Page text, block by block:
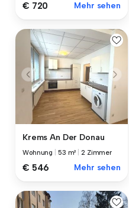
€ 720 Mehr sehen
Krems An Der Donau
Wohnung 53 m² |2 Zimmer
€ 546 Mehr sehen